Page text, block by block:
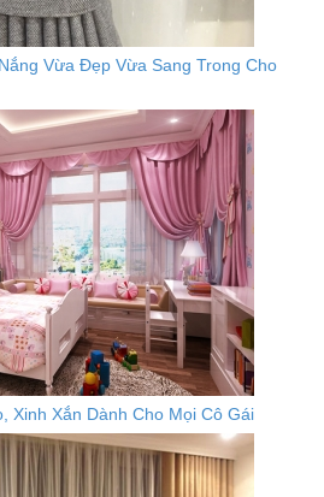
Vừa Đẹp Vừa Sang Trong Cho
Xinh Xắn Dành Cho Mọi Cô Gái